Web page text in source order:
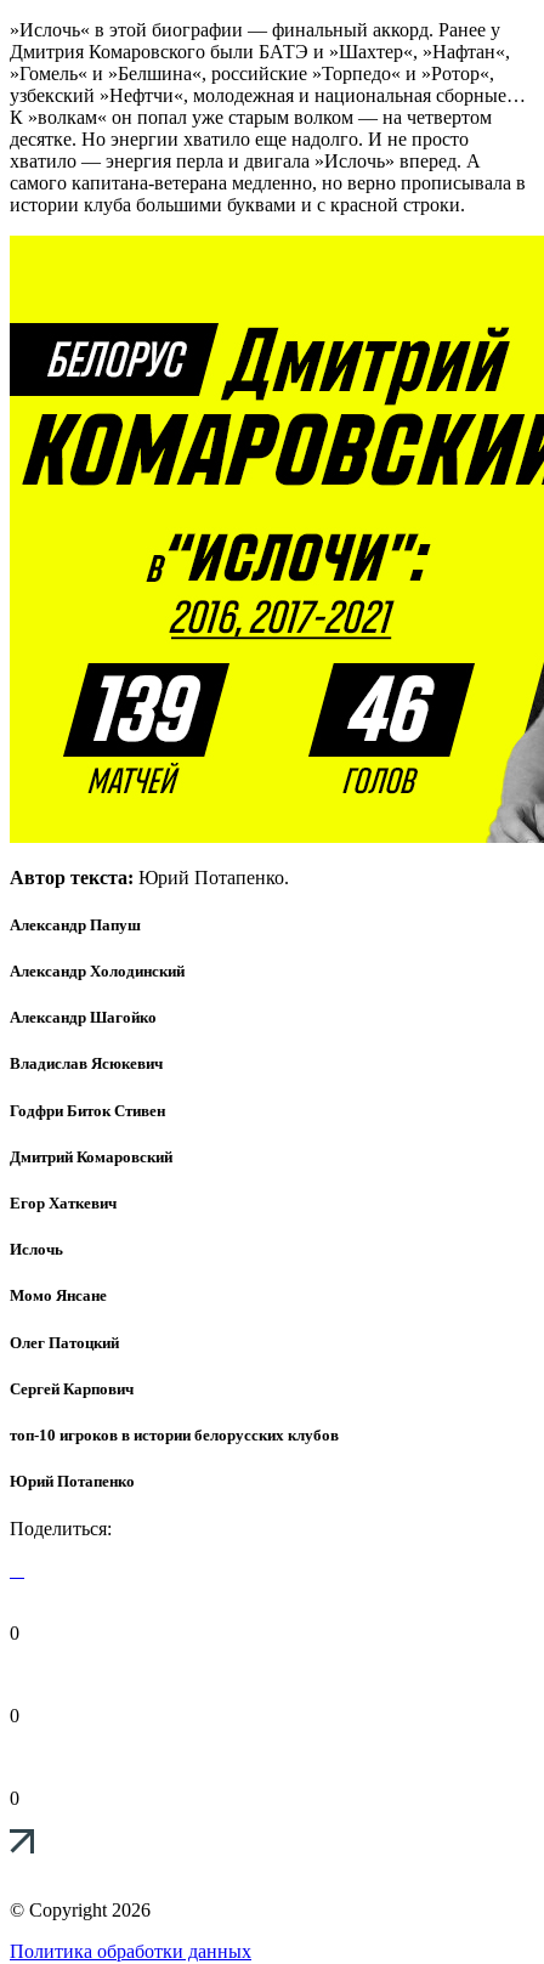
»Ислочь« в этой биографии — финальный аккорд. Ранее у
Дмитрия Комаровского были БАТЭ и »Шахтер«, »Нафтан«,
»Гомель« и »Белшина«, российские »Торпедо« и »Ротор«,
узбекский »Нефтчи«, молодежная и национальная сборные…
К »волкам« он попал уже старым волком — на четвертом
десятке. Но энергии хватило еще надолго. И не просто
хватило — энергия перла и двигала »Ислочь» вперед. А
самого капитана-ветерана медленно, но верно прописывала в
истории клуба большими буквами и с красной строки.
Автор текста: Юрий Потапенко.
Александр Папуш
Александр Холодинский
Александр Шагойко
Владислав Ясюкевич
Годфри Биток Стивен
Дмитрий Комаровский
Егор Хаткевич
Ислочь
Момо Янсане
Олег Патоцкий
Сергей Карпович
топ-10 игроков в истории белорусских клубов
Юрий Потапенко
Поделиться:
0
0
0
© Copyright 2026
Политика обработки данных